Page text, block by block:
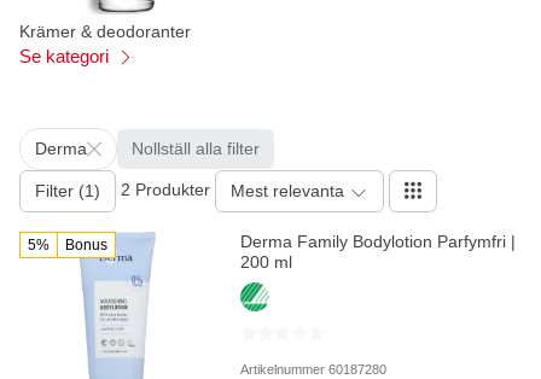
Krämer & deodoranter
Se kategori
Derma Nollställ alla filter
Filter (1) 2 Produkter Mest relevanta
5% Bonus
Derma Family Bodylotion Parfymfri |
200 ml
Artikelnummer 60187280